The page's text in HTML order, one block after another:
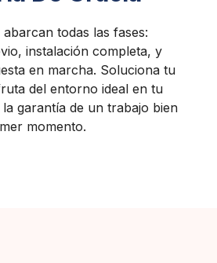
todas las fases:
instalación completa, y
en marcha. Soluciona tu
del entorno ideal en tu
garantía de un trabajo bien
momento.